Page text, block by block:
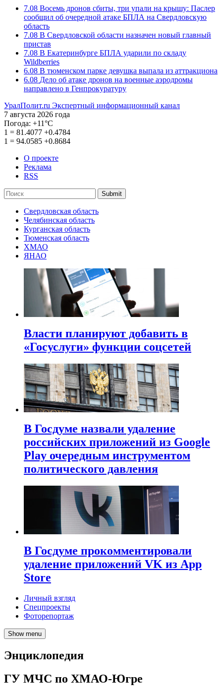
7.08 Восемь дронов сбиты, три упали на крышу: Паслер
сообщил об очередной атаке БПЛА на Свердловскую
область
7.08 В Свердловской области назначен новый главный
пристав
7.08 В Екатеринбурге БПЛА ударили по складу
Wildberries
6.08 В тюменском парке девушка выпала из аттракциона
6.08 Дело об атаке дронов на военные аэродромы
направлено в Генпрокуратуру
УралПолит.ru Экспертный информационный канал
7 августа 2026 года
Погода: +11°С
1 = 81.4077 +0.4784
1 = 94.0585 +0.8684
О проекте
Реклама
RSS
Submit
Свердловская область
Челябинская область
Курганская область
Тюменская область
ХМАО
ЯНАО
Власти планируют добавить в
«Госуслуги» функции соцсетей
В Госдуме назвали удаление
российских приложений из Google
Play очередным инструментом
политического давления
В Госдуме прокомментировали
удаление приложений VK из App
Store
Личный взгляд
Спецпроекты
Фоторепортаж
Show menu
Энциклопедия
ГУ МЧС по ХМАО-Югре